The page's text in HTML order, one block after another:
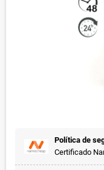
Política de
Certificado